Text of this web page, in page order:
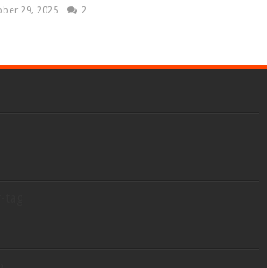
29, 2025 2